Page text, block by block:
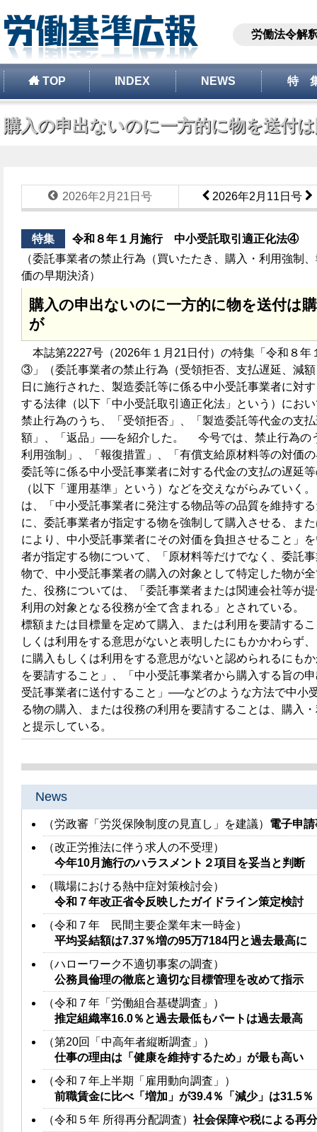
労働法令解
TOP INDEX NEWS 特
購入の申出ないのに一方的に物を送付
2026年2月21日号 2026年2月11日号
特集
令和８年１月施行 中小受託取引適正化法④
（委託事業者の禁止行為（買いたたき、購入・利用強制
価の早期決済）
購入の申出ないのに一方的に物を送付は
が
本誌第2227号（2026年１月21日付）の特集「令和８
③」（委託事業者の禁止行為（受領拒否、支払遅延、減
日に施行された、製造委託等に係る中小受託事業者に対
する法律（以下「中小受託取引適正化法」という）にお
禁止行為のうち、「受領拒否」、「製造委託等代金の支
額」、「返品」──を紹介した。 今号では、禁止行為の
利用強制」、「報復措置」、「有償支給原材料等の対価
委託等に係る中小受託事業者に対する代金の支払の遅延
（以下「運用基準」という）などを交えながらみてい
は、「中小受託事業者に発注する物品等の品質を維持す
に、委託事業者が指定する物を強制して購入させる、ま
により、中小受託事業者にその対価を負担させること
者が指定する物について、「原材料等だけでなく、委託
物で、中小受託事業者の購入の対象として特定した物
た、役務については、「委託事業者または関連会社等が
利用の対象となる役務が全て含まれる」とされている
標額または目標量を定めて購入、または利用を要請する
しくは利用をする意思がないと表明したにもかかわらず
に購入もしくは利用をする意思がないと認められるにも
を要請すること」、「中小受託事業者から購入する旨の
受託事業者に送付すること」──などのような方法で中小
る物の購入、または役務の利用を要請することは、購入
と提示している。
News
（労政審「労災保険制度の見直し」を建議） 電子申
（改正労推法に伴う求人の不受理）
今年10月施行のハラスメント２項目を妥当と判断
（職場における熱中症対策検討会）
令和７年改正省令反映したガイドライン策定検討
（令和７年 民間主要企業年末一時金）
平均妥結額は7.37％増の95万7184円と過去最高に
（ハローワーク不適切事案の調査）
公務員倫理の徹底と適切な目標管理を改めて指示
（令和７年「労働組合基礎調査」）
推定組織率16.0％と過去最低もパートは過去最高
（第20回「中高年者縦断調査」）
仕事の理由は「健康を維持するため」が最も高い
（令和７年上半期「雇用動向調査」）
前職賃金に比べ「増加」が39.4％「減少」は31.5％
（令和５年 所得再分配調査） 社会保障や税による再